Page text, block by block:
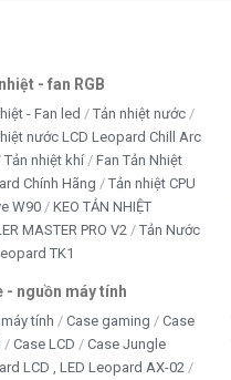
- fan RGB
- Fan led
Tản nhiệt nước
nước LCD Leopard Chill Arc
Tản nhiệt khí
Fan Tản Nhiệt
Chính Hãng
Tản nhiệt CPU
W90
KEO TẢN NHIỆT
MASTER PRO V2
Tản Nước
TK1
- nguồn máy tính
tính Case gaming
Case
Case LCD
Case Jungle
LCD , LED Leopard AX-02